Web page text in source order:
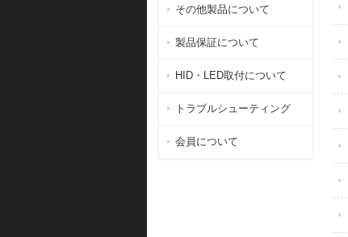
その他製品について
製品保証について
HID・LED取付について
トラブルシューティング
会員について